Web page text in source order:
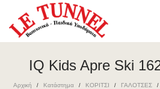
IQ Kids Apre Ski
Αρχική / Κατάστημα / ΚΟΡΙΤΣΙ / ΓΑΛΟΤΣΕΣ /